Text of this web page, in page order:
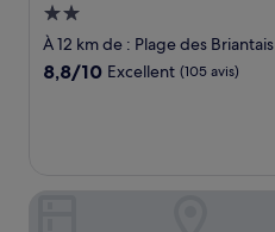
Hébergement
2.0 étoiles
À 12 km de : Plage des Briantais
8.8
8,8/10 Excellent (105 avis)